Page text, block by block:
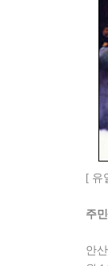
[ 유
주
안